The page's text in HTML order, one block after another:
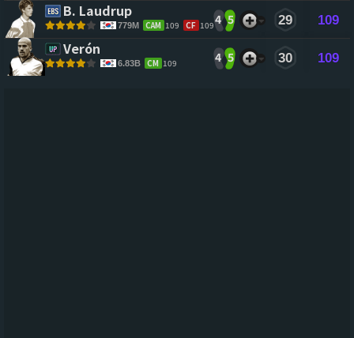
B. Laudrup
779M CAM 109 CF 1094 5 29 109
Verón
6.83B CM 109 4 5 30 109